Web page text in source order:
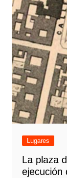
Lugares
La plaza
ejecución